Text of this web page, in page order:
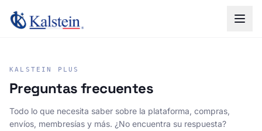
KALSTEIN PLUS
Preguntas frecuentes
Todo lo que necesita saber sobre la plataforma, compras,
envíos, membresías y más. ¿No encuentra su respuesta?